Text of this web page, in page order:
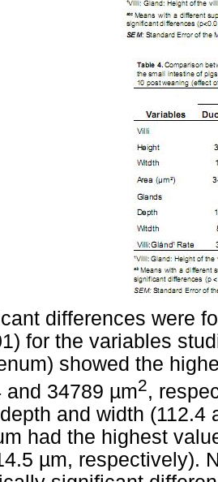
differences were
for the variables
showed the
and 34789 µm2,
and width (112.4
had the highest
µm, respectively).